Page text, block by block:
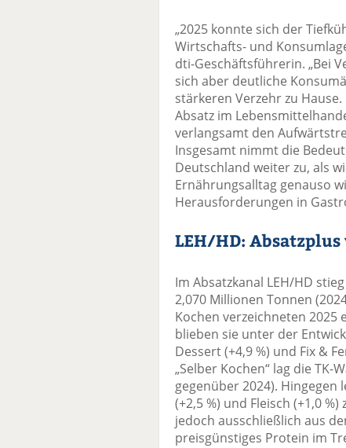
„2025 konnte sich der
Wirtschafts- und
dti-Geschäftsführerin. „Bei
sich aber deutliche
stärkeren Verzehr zu
Absatz im
verlangsamt den
Insgesamt nimmt die
Deutschland weiter zu, als
Ernährungsalltag genauso
Herausforderungen in
LEH/HD: Absatzplus
Im Absatzkanal LEH/HD
2,070 Millionen Tonnen
Kochen verzeichneten 2025
blieben sie unter der
Dessert (+4,9 %) und Fix &
„Selber Kochen“ lag die TK-
gegenüber 2024). Hingegen
(+2,5 %) und Fleisch (+1,0
jedoch ausschließlich aus
preisgünstiges Protein im